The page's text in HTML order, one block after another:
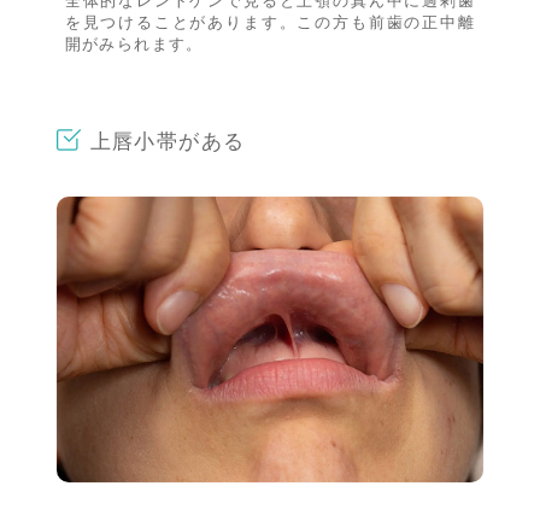
を見つけることがあります。この方も前歯の正中離
開がみられます。
上唇小帯がある